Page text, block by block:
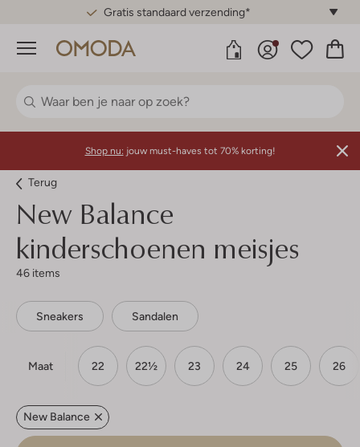
Gratis standaard verzending*
Menu
Shop nu: jouw must-haves tot 70% korting!
Terug
New Balance
kinderschoenen meisjes
46 items
Sneakers Sandalen
Maat 22 22½ 23 24 25 26
New Balance